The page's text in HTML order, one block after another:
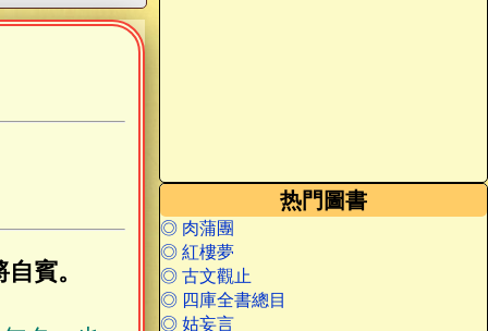
热門圖書
◎ 肉蒲團
◎ 紅樓夢
◎ 古文觀止
◎ 四庫全書總目
◎ 姑妄言
賓。